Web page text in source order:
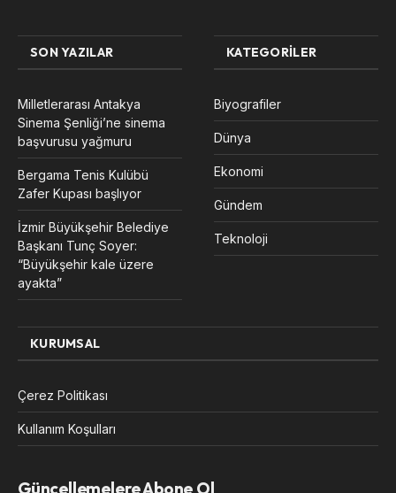
SON YAZILAR
Milletlerarası Antakya
Sinema Şenliği’ne sinema
başvurusu yağmuru
Bergama Tenis Kulübü
Zafer Kupası başlıyor
İzmir Büyükşehir Belediye
Başkanı Tunç Soyer:
“Büyükşehir kale üzere
ayakta”
KATEGORILER
Biyografiler
Dünya
Ekonomi
Gündem
Teknoloji
KURUMSAL
Çerez Politikası
Kullanım Koşulları